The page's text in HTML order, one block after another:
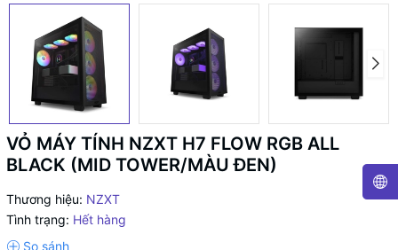
VỎ MÁY TÍNH NZXT H7 FLOW RGB ALL
BLACK (MID TOWER/MÀU ĐEN)
Thương hiệu: NZXT
Tình trạng: Hết hàng